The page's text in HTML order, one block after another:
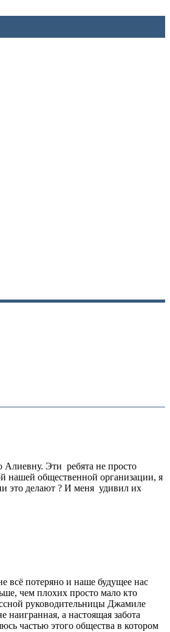
Алиевну. Эти ребята не просто
нашей общественной организации, я
это делают ? И меня удивил их
всё потеряно и наше будущее нас
чем плохих просто мало кто
руководительницы Джамиле
наигранная, а настоящая забота
частью этого общества в котором